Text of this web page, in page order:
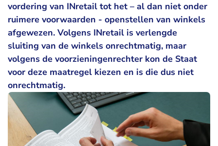
vordering van INretail tot het – al dan niet onder
ruimere voorwaarden - openstellen van winkels
afgewezen. Volgens INretail is verlengde
sluiting van de winkels onrechtmatig, maar
volgens de voorzieningenrechter kon de Staat
voor deze maatregel kiezen en is die dus niet
onrechtmatig.